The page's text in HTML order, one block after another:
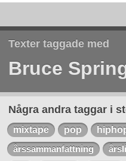
Texter taggade med
Bruce
Några andra taggar i
mixtape pop
årssammanfattning